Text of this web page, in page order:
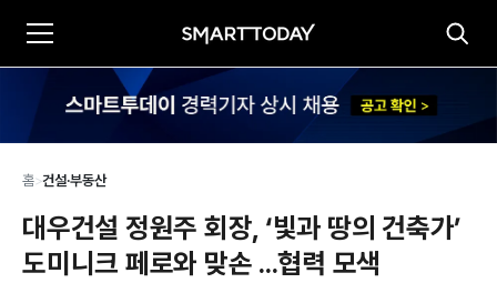
홈>건설·부동산
대우건설 정원주 회장, ‘빛과 땅의 건축가’
도미니크 페로와 맞손 ...협력 모색